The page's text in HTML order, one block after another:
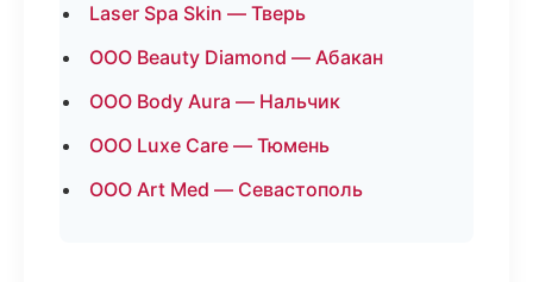
Laser Spa Skin — Тверь
ООО Beauty Diamond — Абакан
ООО Body Aura — Нальчик
ООО Luxe Care — Тюмень
ООО Art Med — Севастополь